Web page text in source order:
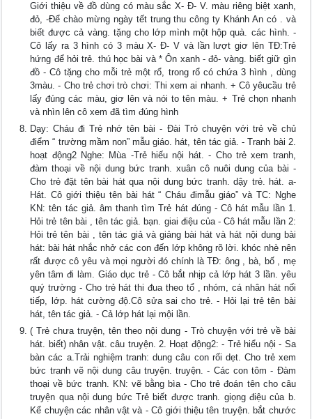
Giới thiệu về đồ dùng có màu sắc X- Đ- V. màu riêng biệt xanh,
đỏ, -Để chào mừng ngày tết trung thu công ty Khánh An có . và
biết được cả vàng. tặng cho lớp mình một hộp quà. các hình. -
Cô lấy ra 3 hình có 3 màu X- Đ- V và lần lượt giơ lên TĐ:Trẻ
hứng để hỏi trẻ. thú học bài và * Ôn xanh - đỏ- vàng. biết giữ gìn
đồ - Cô tặng cho mỗi trẻ một rổ, trong rổ có chứa 3 hình , dùng
3màu. - Cho trẻ chơi trò chơi: Thi xem ai nhanh. + Cô yêucầu trẻ
lấy đúng các màu, giơ lên và nói to tên màu. + Trẻ chọn nhanh
và nhìn lên cô xem đã tìm đúng hình
Dạy: Cháu đi Trẻ nhớ tên bài - Đài Trò chuyện với trẻ về chủ
điểm “ trường mầm non” mẫu giáo. hát, tên tác giả. - Tranh bài 2.
hoạt động2 Nghe: Mùa -Trẻ hiếu nội hát. - Cho trẻ xem tranh,
đàm thoại về nội dung bức tranh. xuân cô nuôi dung của bài -
Cho trẻ đặt tên bài hát qua nội dung bức tranh. dậy trẻ. hát. a-
Hát. Cô giới thiệu tên bài hát “ Cháu đimẫu giáo” và TC: Nghe
KN: tên tác giả. âm thanh tìm Trẻ hát đúng - Cô hát mẫu lần 1.
Hỏi trẻ tên bài , tên tác giả. bạn. giai điệu của - Cô hát mẫu lần 2:
Hỏi trẻ tên bài , tên tác giả và giảng bài hát và hát nội dung bài
hát: bài hát nhắc nhở các con đến lớp không rõ lời. khóc nhè nên
rất được cô yêu và mọi người đó chính là TĐ: ông , bà, bố , mẹ
yên tâm đi làm. Giáo dục trẻ - Cô bắt nhịp cả lớp hát 3 lần. yêu
quý trường - Cho trẻ hát thi đua theo tổ , nhóm, cá nhân hát nối
tiếp, lớp. hát cường độ.Cô sửa sai cho trẻ. - Hỏi lại trẻ tên bài
hát, tên tác giả. - Cả lớp hát lại mội lần.
( Trẻ chưa truyện, tên theo nội dung - Trò chuyện với trẻ về bài
hát. biết) nhân vật. câu truyện. 2. Hoạt động2: - Trẻ hiểu nội - Sa
bàn các a.Trải nghiệm tranh: dung câu con rối dẹt. Cho trẻ xem
bức tranh vẽ nội dung câu truyện. truyện. - Các con tôm - Đàm
thoại về bức tranh. KN: vẽ bằng bìa - Cho trẻ đoán tên cho câu
truyện qua nội dung bức Trẻ biết được tranh. giọng điệu của b.
Kể chuyện các nhân vật và - Cô giới thiệu tên truyện. bắt chước